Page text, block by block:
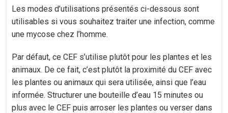
Les modes d’utilisations présentés ci-dessous sont
utilisables si vous souhaitez traiter une infection, comme
une mycose chez l’homme.
Par défaut, ce CEF s’utilise plutôt pour les plantes et les
animaux. De ce fait, c’est plutôt la proximité du CEF avec
les plantes ou animaux qui sera utilisée, ainsi que l’eau
informée. Structurer une bouteille d’eau 15 minutes ou
plus avec le CEF puis arroser les plantes ou verser dans